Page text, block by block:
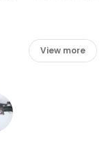
View more